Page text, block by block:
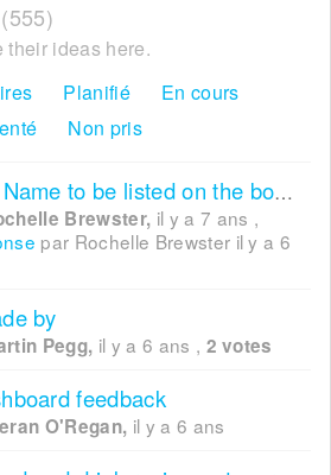
555
their ideas here.
Planifié
En cours
Non pris
Restaurant Name to be listed on the booking widget
Brewster, il y a 7 ans ,
par Rochelle Brewster il y a 6
by
Pegg, il y a 6 ans , 2 votes
feedback
O'Regan, il y a 6 ans